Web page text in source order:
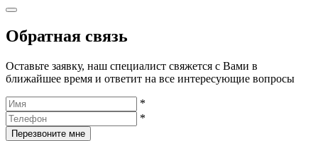
Обратная связь
Оставьте заявку, наш специалист свяжется с Вами в
ближайшее время и ответит на все интересующие вопросы
*
*
Перезвоните мне